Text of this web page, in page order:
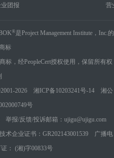
团报
营
®是Project Management Institute，Inc.的
标
标，经PeopleCert授权使用，保留所有权
2026 湘ICP备10203241号-14
湘公
号
报/反馈/投诉邮箱：ujigu@ujigu.com
术企业证书：GR202143001539 广播电
： (湘)字00833号